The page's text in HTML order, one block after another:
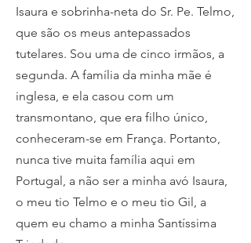
Isaura e sobrinha-neta do Sr. Pe. Telmo,
que são os meus antepassados
tutelares. Sou uma de cinco irmãos, a
segunda. A família da minha mãe é
inglesa, e ela casou com um
transmontano, que era filho único,
conheceram-se em França. Portanto,
nunca tive muita família aqui em
Portugal, a não ser a minha avó Isaura,
o meu tio Telmo e o meu tio Gil, a
quem eu chamo a minha Santíssima